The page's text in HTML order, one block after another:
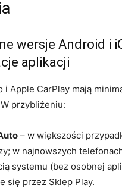
wersje Android i
aplikacji
i Apple CarPlay mają
przybliżeniu:
– w większości
w najnowszych
systemu (bez osobnej
się przez Sklep Play.